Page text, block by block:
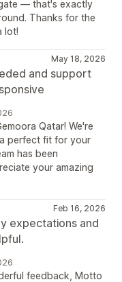
— that's exactly
Thanks for the
lot!
May 18, 2026
and support
Qatar! We're
perfect fit for your
has been
your amazing
Feb 16, 2026
expectations and
feedback, Motto